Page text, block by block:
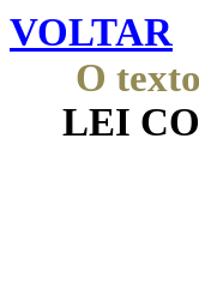
VOLTAR
O
LEI